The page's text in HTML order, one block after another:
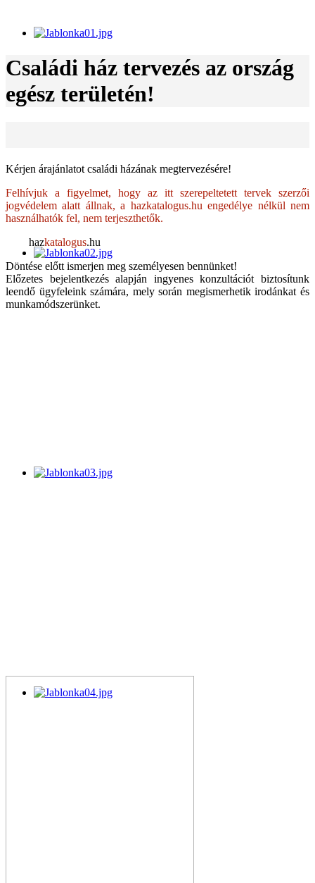
Családi ház tervezés az ország
egész területén!
Kérjen árajánlatot családi házának megtervezésére!
Felhívjuk a figyelmet, hogy az itt szerepeltetett tervek szerzői
jogvédelem alatt állnak, a hazkatalogus.hu engedélye nélkül nem
használhatók fel, nem terjeszthetők.
hazkatalogus.hu
Döntése előtt ismerjen meg személyesen bennünket!
Előzetes bejelentkezés alapján ingyenes konzultációt biztosítunk
leendő ügyfeleink számára, mely során megismerhetik irodánkat és
munkamódszerünket.